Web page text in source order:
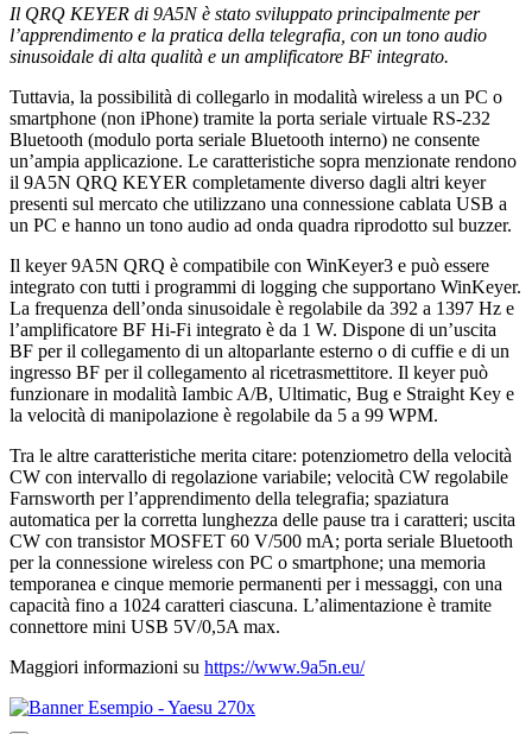
Il QRQ KEYER di 9A5N è stato sviluppato principalmente per
l’apprendimento e la pratica della telegrafia, con un tono audio
sinusoidale di alta qualità e un amplificatore BF integrato.
Tuttavia, la possibilità di collegarlo in modalità wireless a un PC o
smartphone (non iPhone) tramite la porta seriale virtuale RS-232
Bluetooth (modulo porta seriale Bluetooth interno) ne consente
un’ampia applicazione. Le caratteristiche sopra menzionate rendono
il 9A5N QRQ KEYER completamente diverso dagli altri keyer
presenti sul mercato che utilizzano una connessione cablata USB a
un PC e hanno un tono audio ad onda quadra riprodotto sul buzzer.
Il keyer 9A5N QRQ è compatibile con WinKeyer3 e può essere
integrato con tutti i programmi di logging che supportano WinKeyer.
La frequenza dell’onda sinusoidale è regolabile da 392 a 1397 Hz e
l’amplificatore BF Hi-Fi integrato è da 1 W. Dispone di un’uscita
BF per il collegamento di un altoparlante esterno o di cuffie e di un
ingresso BF per il collegamento al ricetrasmettitore. Il keyer può
funzionare in modalità Iambic A/B, Ultimatic, Bug e Straight Key e
la velocità di manipolazione è regolabile da 5 a 99 WPM.
Tra le altre caratteristiche merita citare: potenziometro della velocità
CW con intervallo di regolazione variabile; velocità CW regolabile
Farnsworth per l’apprendimento della telegrafia; spaziatura
automatica per la corretta lunghezza delle pause tra i caratteri; uscita
CW con transistor MOSFET 60 V/500 mA; porta seriale Bluetooth
per la connessione wireless con PC o smartphone; una memoria
temporanea e cinque memorie permanenti per i messaggi, con una
capacità fino a 1024 caratteri ciascuna. L’alimentazione è tramite
connettore mini USB 5V/0,5A max.
Maggiori informazioni su https://www.9a5n.eu/